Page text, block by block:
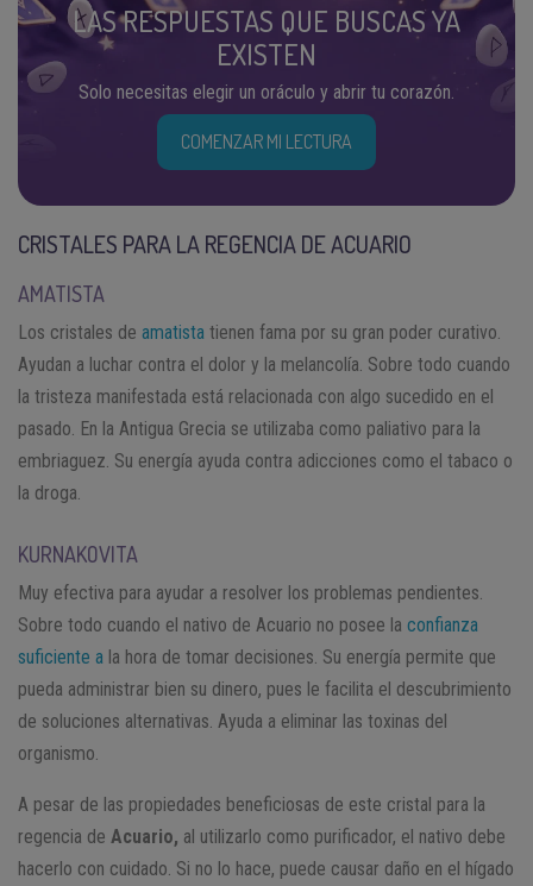
LAS RESPUESTAS QUE BUSCAS YA
EXISTEN
Solo necesitas elegir un oráculo y abrir tu corazón.
COMENZAR MI LECTURA
CRISTALES PARA LA REGENCIA DE ACUARIO
AMATISTA
Los cristales de amatista tienen fama por su gran poder curativo.
Ayudan a luchar contra el dolor y la melancolía. Sobre todo cuando
la tristeza manifestada está relacionada con algo sucedido en el
pasado. En la Antigua Grecia se utilizaba como paliativo para la
embriaguez. Su energía ayuda contra adicciones como el tabaco o
la droga.
KURNAKOVITA
Muy efectiva para ayudar a resolver los problemas pendientes.
Sobre todo cuando el nativo de Acuario no posee la confianza
suficiente a la hora de tomar decisiones. Su energía permite que
pueda administrar bien su dinero, pues le facilita el descubrimiento
de soluciones alternativas. Ayuda a eliminar las toxinas del
organismo.
A pesar de las propiedades beneficiosas de este cristal para la
regencia de Acuario, al utilizarlo como purificador, el nativo debe
hacerlo con cuidado. Si no lo hace, puede causar daño en el hígado